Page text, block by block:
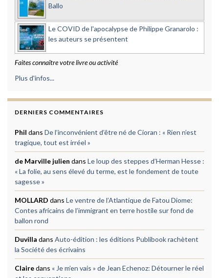
Ballo
Le COVID de l'apocalypse de Philippe Granarolo :
les auteurs se présentent
Faites connaître votre livre ou activité
Plus d'infos...
DERNIERS COMMENTAIRES
Phil dans De l’inconvénient d’être né de Cioran : « Rien n’est
tragique, tout est irréel »
de Marville julien dans Le loup des steppes d’Herman Hesse :
« La folie, au sens élevé du terme, est le fondement de toute
sagesse »
MOLLARD dans Le ventre de l’Atlantique de Fatou Diome:
Contes africains de l’immigrant en terre hostile sur fond de
ballon rond
Duvilla dans Auto-édition : les éditions Publibook rachètent
la Société des écrivains
Clairedans « Je m’en vais » de Jean Echenoz: Détourner le réel